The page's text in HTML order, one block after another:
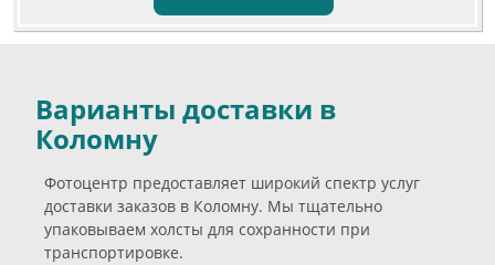
Варианты доставки в
Коломну
Фотоцентр предоставляет широкий спектр услуг
доставки заказов в Коломну. Мы тщательно
упаковываем холсты для сохранности при
транспортировке.